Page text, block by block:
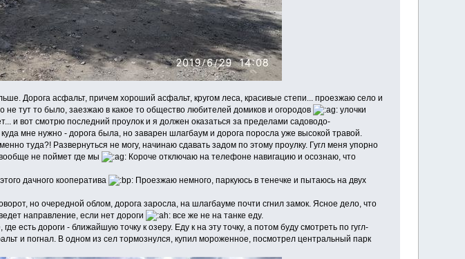
Дорога асфальт, причем хороший асфальт, кругом леса, красивые степи... проезжаю село и
не тут то было, заезжаю в какое то общество любителей домиков и огородов
улочки
и вот смотрю последний проулок и я должен оказаться за пределами садоводо-
мне нужно - дорога была, но заварен шлагбаум и дорога поросла уже высокой травой.
туда?! Развернуться не могу, начинаю сдавать задом по этому проулку. Гугл меня упорно
не поймет где мы
Короче отключаю на телефоне навигацию и осознаю, что
дачного кооператива
Проезжаю немного, паркуюсь в тенечке и пытаюсь на двух
но очередной облом, дорога заросла, на шлагбауме почти сгнил замок. Ясное дело, что
направление, если нет дороги
все же не на танке еду.
где есть дороги - ближайшую точку к озеру. Еду к на эту точку, а потом буду смотреть по гугл-
и погнал. В одном из сел тормознулся, купил мороженное, посмотрел центральный парк